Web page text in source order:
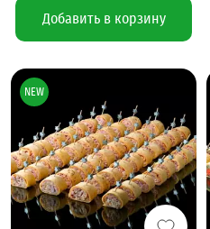
Добавить в корзину
NEW